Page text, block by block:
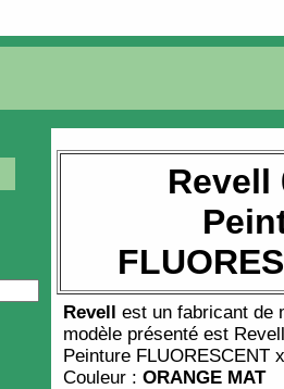
Revell
Revell est un fabricant de
modèle présenté est
Peinture FLUORESCENT
Couleur :ORANGE MAT